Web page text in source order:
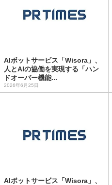
AIボットサービス「Wisora」、
人とAIの協働を実現する「ハン
ドオーバー機能...
2026年6月25日
AIボットサービス「Wisora」、